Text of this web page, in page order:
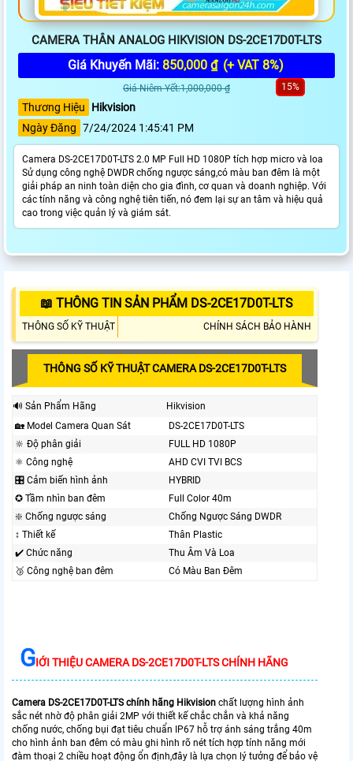
CAMERA THÂN ANALOG HIKVISION DS-2CE17D0T-LTS
Giá Khuyến Mãi: 850,000 ₫ (+ VAT 8%)
Giá Niêm Yết:1,000,000 ₫ 15%
Thương Hiệu
Hikvision
Ngày Đăng 7/24/2024 1:45:41 PM
Camera DS-2CE17D0T-LTS 2.0 MP Full HD 1080P tích hợp micro và loa
Sử dụng công nghệ DWDR chống ngược sáng,có màu ban đêm là một
giải pháp an ninh toàn diện cho gia đình, cơ quan và doanh nghiệp. Với
các tính năng và công nghệ tiên tiến, nó đem lại sự an tâm và hiệu quả
cao trong việc quản lý và giám sát.
📖 THÔNG TIN SẢN PHẨM DS-2CE17D0T-LTS
THÔNG SỐ KỸ THUẬT CHÍNH SÁCH BẢO HÀNH
THÔNG SỐ KỸ THUẬT CAMERA DS-2CE17D0T-LTS
🔊 Sản Phẩm Hãng
Hikvision
🏡 Model Camera Quan Sát
DS-2CE17D0T-LTS
🔆 Độ phân giải
FULL HD 1080P
⚛️ Công nghệ
AHD CVI TVI BCS
🎛 Cảm biến hình ảnh
HYBRID
✪ Tầm nhìn ban đêm
Full Color 40m
❇️ Chống ngược sáng
Chống Ngược Sáng DWDR
↕️ Thiết kế
Thân Plastic
✔️ Chức năng
Thu Âm Và Loa
🥉 Công nghệ ban đêm
Có Màu Ban Ðêm
GIỚI THIỆU CAMERA DS-2CE17D0T-LTS CHÍNH HÃNG
Camera DS-2CE17D0T-LTS chính hãng Hikvision chất lượng hình ảnh
sắc nét nhờ độ phân giải 2MP với thiết kế chắc chắn và khả năng
chống nước, chống bụi đạt tiêu chuẩn IP67 hỗ trợ ánh sáng trắng 40m
cho hình ảnh ban đêm có màu ghi hình rõ nét tích hợp tính năng mới
đàm thoại 2 chiều hoạt động ổn định,đây là lựa chọn lý tưởng để bảo vệ